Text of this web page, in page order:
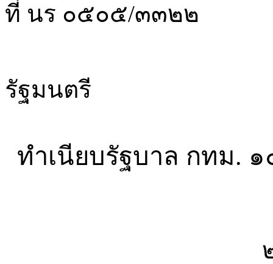
ที่ นร ๐
รัฐมนตรี
ทำเนียบรัฐบาล กทม. ๑